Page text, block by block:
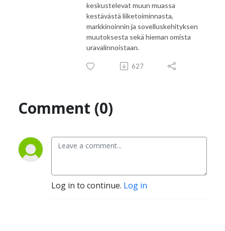
keskustelevat muun muassa
kestävästä liiketoiminnasta,
markkinoinnin ja sovelluskehityksen
muutoksesta sekä hieman omista
uravalinnoistaan.
627
Comment (0)
Log in to continue. Log in